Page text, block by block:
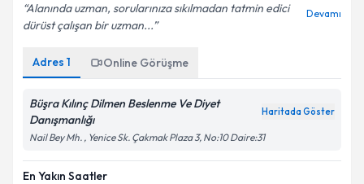
Alanında uzman, sorularınıza sıkılmadan tatmin edici
dürüst çalışan bir uzman...
Devamı
Adres 1 Online Görüşme
Büşra Kılınç Dilmen Beslenme Ve Diyet
Danışmanlığı
Haritada Göster
Nail Bey Mh. , Yenice Sk. Çakmak Plaza 3, No:10 Daire:31
En Yakın Saatler